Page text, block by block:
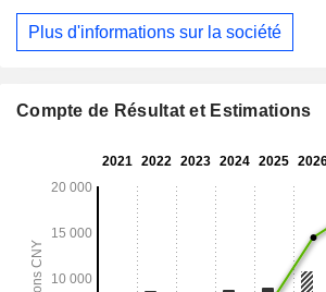
Plus d'informations sur la société
Compte de Résultat et Estimations